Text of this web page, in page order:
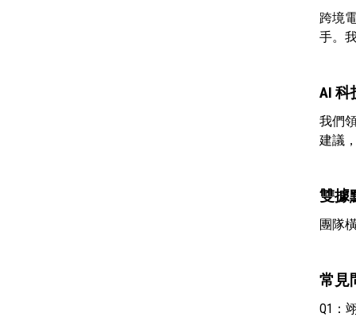
跨境
手。
AI
我們
建議
雙據
團隊
常見
Q1：